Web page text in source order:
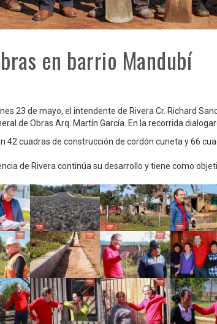
en barrio Mandubí
23 de mayo, el intendente de Rivera Cr. Richard
de Obras Arq. Martín García. En la recorrida
42 cuadras de construcción de cordón cuneta y 66
de Rivera continúa su desarrollo y tiene como